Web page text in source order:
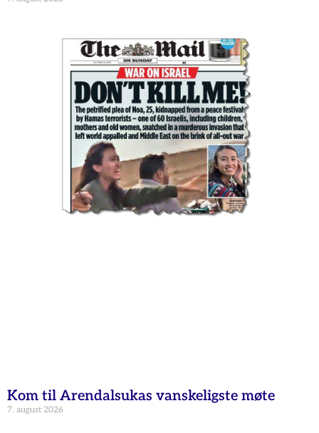
Kom til Arendalsukas vanskeligste møte
7. august 2026